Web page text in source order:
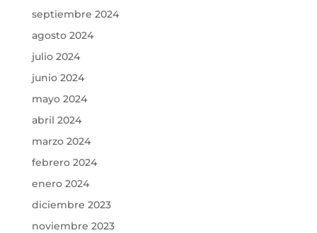
septiembre 2024
agosto 2024
julio 2024
junio 2024
mayo 2024
abril 2024
marzo 2024
febrero 2024
enero 2024
diciembre 2023
noviembre 2023